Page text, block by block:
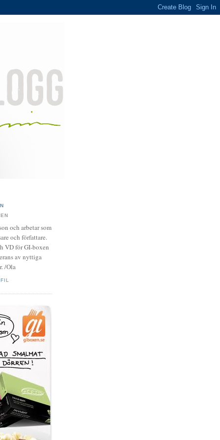
och arbetar som
och författare.
VD för GI-boxen
av nyttiga
/Ola